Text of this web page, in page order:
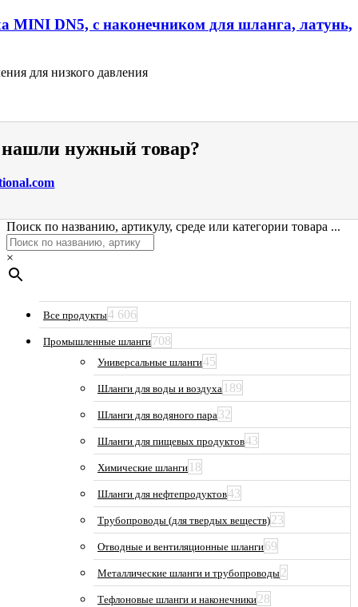
MINI DN5, с наконечником для шланга, латунь,
для низкого давления
нужный товар?
Поиск по названию, артикулу, среде или категории товара ...
×
Все продукты4 606
Промышленные шланги708
Универсальные шланги45
Шланги для воды и воздуха 189
Шланги для водяного пара32
Шланги для пищевых продуктов43
Химические шланги 18
Шланги для нефтепродуктов43
Трубопроводы (для твердых веществ)23
Отводные и вентиляционные шланги69
Металлические шланги и трубопроводы2
Тефлоновые шланги и наконечники28